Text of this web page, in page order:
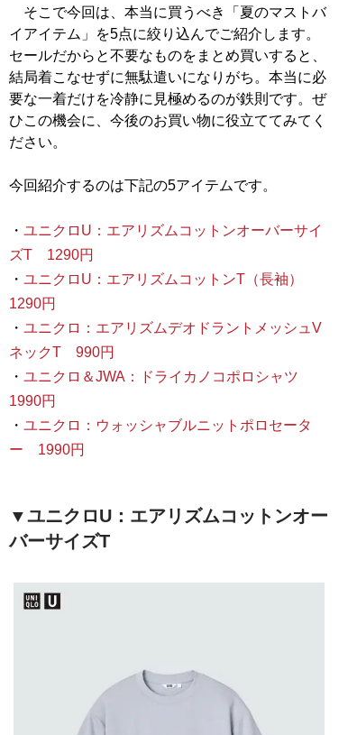
そこで今回は、本当に買うべき「夏のマストバ
イアイテム」を5点に絞り込んでご紹介します。
セールだからと不要なものをまとめ買いすると、
結局着こなせずに無駄遣いになりがち。本当に必
要な一着だけを冷静に見極めるのが鉄則です。ぜ
ひこの機会に、今後のお買い物に役立ててみてく
ださい。
今回紹介するのは下記の5アイテムです。
・ ユニクロU：エアリズムコットンオーバーサイ
ズT 1290円
・ ユニクロU：エアリズムコットンT（長袖）
1290円
・ ユニクロ：エアリズムデオドラントメッシュV
ネックT 990円
・ ユニクロ＆JWA：ドライカノコポロシャツ
1990円
・ ユニクロ：ウォッシャブルニットポロセータ
ー 1990円
▼ユニクロU：エアリズムコットンオー
バーサイズT